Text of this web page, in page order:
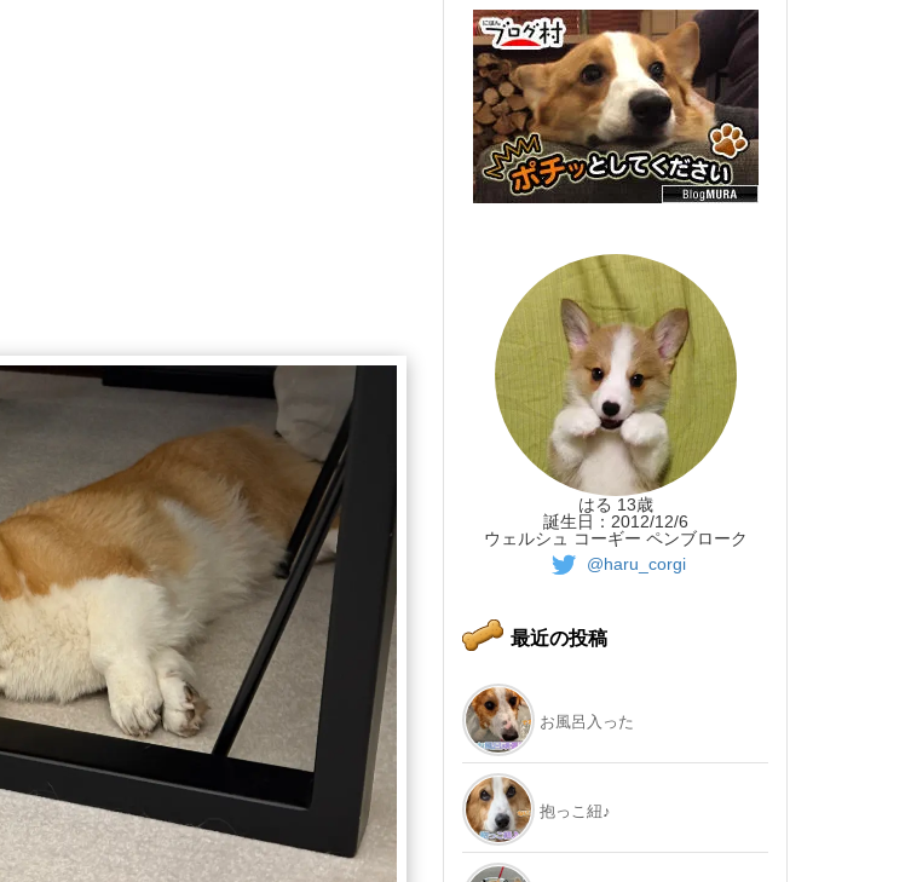
はる 13歳
誕生日：2012/12/6
ウェルシュ コーギー ペンブローク
@haru_corgi
最近の投稿
お風呂入った
抱っこ紐♪